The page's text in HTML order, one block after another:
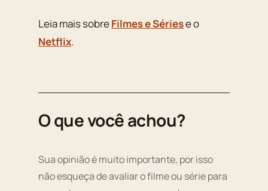
Leia mais sobreFilmes e Sériese o
Netflix.
O que você achou?
Sua opinião é muito importante, por isso
não esqueça de avaliar o filme ou série para